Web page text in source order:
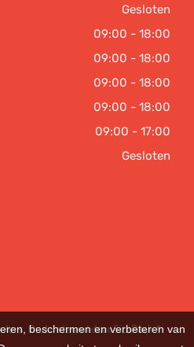
Gesloten
09:00 - 18:00
09:00 - 18:00
09:00 - 18:00
09:00 - 18:00
09:00 - 17:00
Gesloten
Ondersteund doorSitePack ®
beschermen en verbeteren van